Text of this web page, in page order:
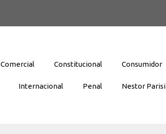
Comercial Constitucional Consumidor
Internacional Penal Nestor Parisi